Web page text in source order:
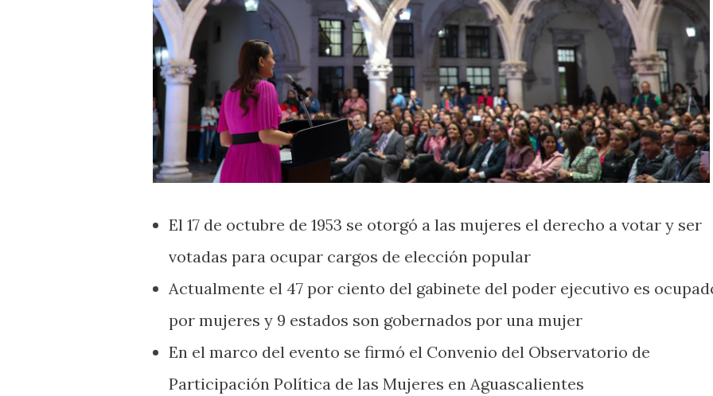
El 17 de octubre de 1953 se otorgó a las mujeres el derecho a votar y ser
votadas para ocupar cargos de elección popular
Actualmente el 47 por ciento del gabinete del poder ejecutivo es
por mujeres y 9 estados son gobernados por una mujer
En el marco del evento se firmó el Convenio del Observatorio de
Participación Política de las Mujeres en Aguascalientes